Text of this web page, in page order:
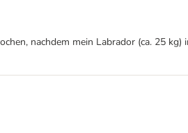
nachdem mein Labrador (ca. 25 kg)